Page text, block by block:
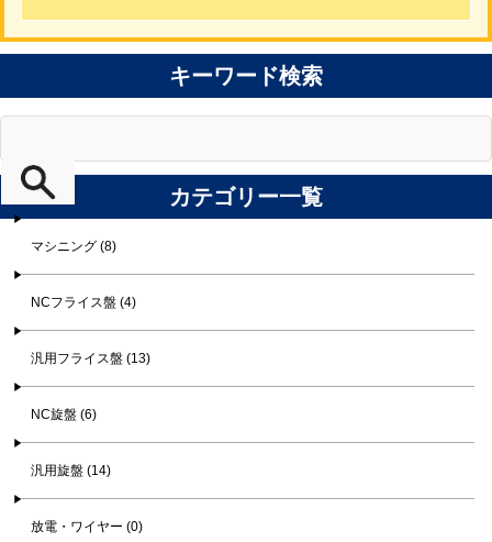
キーワード検索
カテゴリー一覧
マシニング (8)
NCフライス盤 (4)
汎用フライス盤 (13)
NC旋盤 (6)
汎用旋盤 (14)
放電・ワイヤー (0)